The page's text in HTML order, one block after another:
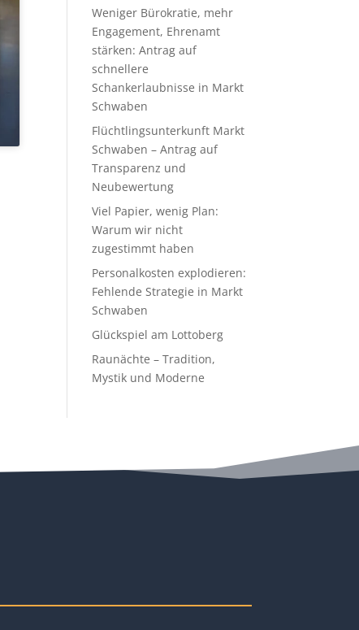
Weniger Bürokratie, mehr
Engagement, Ehrenamt
stärken: Antrag auf
schnellere
Schankerlaubnisse in Markt
Schwaben
Flüchtlingsunterkunft Markt
Schwaben – Antrag auf
Transparenz und
Neubewertung
Viel Papier, wenig Plan:
Warum wir nicht
zugestimmt haben
Personalkosten explodieren:
Fehlende Strategie in Markt
Schwaben
Glückspiel am Lottoberg
Raunächte – Tradition,
Mystik und Moderne